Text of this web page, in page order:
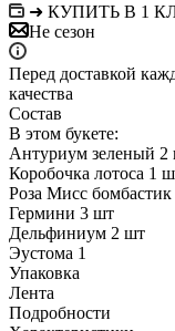
➜ КУПИТЬ В 1
Не сезон
Перед доставкой
качества
Состав
В этом букете:
Антуриум зеленый 2
Коробочка лотоса 1
Роза Мисс
Гермини 3 шт
Дельфиниум 2 шт
Эустома 1
Упаковка
Лента
Подробности